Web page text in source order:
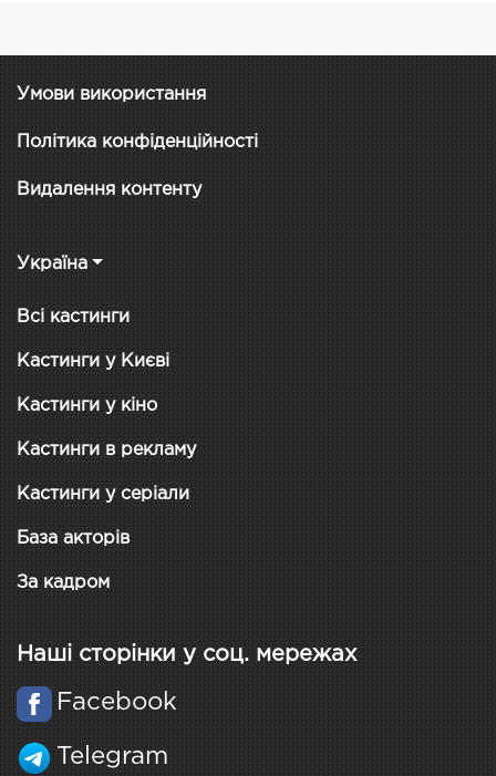
Умови використання
Політика конфіденційності
Видалення контенту
Україна
Всі кастинги
Кастинги у Києві
Кастинги у кіно
Кастинги в рекламу
Кастинги у серіали
База акторів
За кадром
Наші сторінки у соц. мережах
Facebook
Telegram